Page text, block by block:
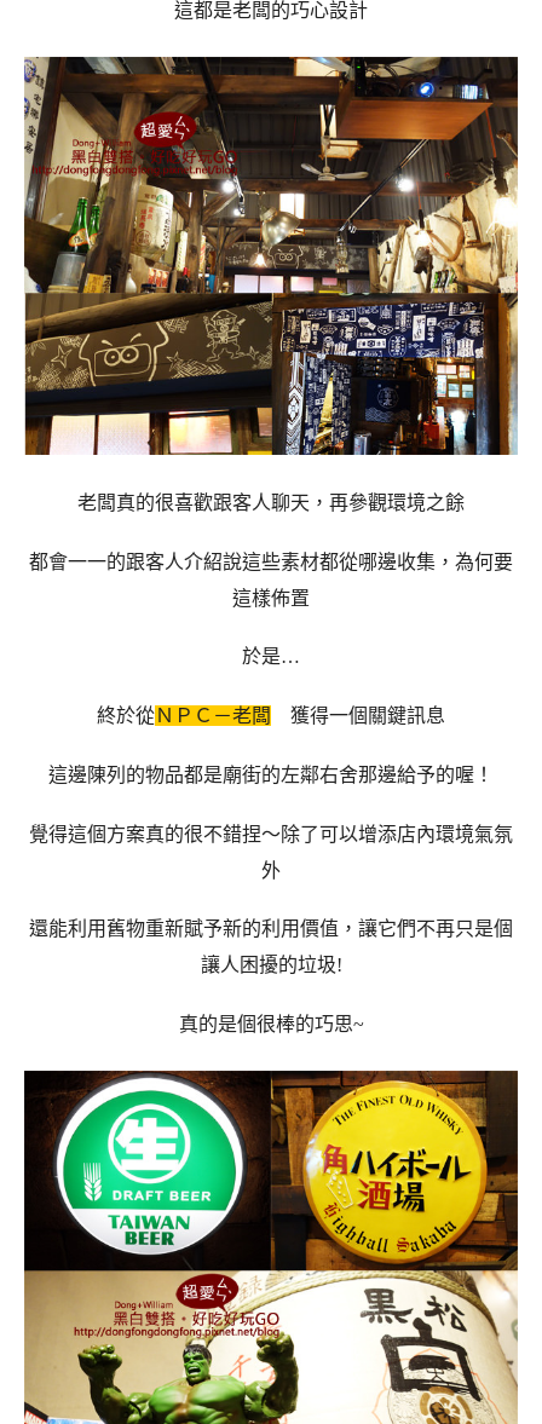
這都是老闆的巧心設計
老闆真的很喜歡跟客人聊天，再參觀環境之餘
都會一一的跟客人介紹說這些素材都從哪邊收集，為何要
這樣佈置
於是…
終於從 ＮＰＣ－老闆 獲得一個關鍵訊息
這邊陳列的物品都是廟街的左鄰右舍那邊給予的喔！
覺得這個方案真的很不錯捏～除了可以增添店內環境氣氛
外
還能利用舊物重新賦予新的利用價值，讓它們不再只是個
讓人困擾的垃圾!
真的是個很棒的巧思~